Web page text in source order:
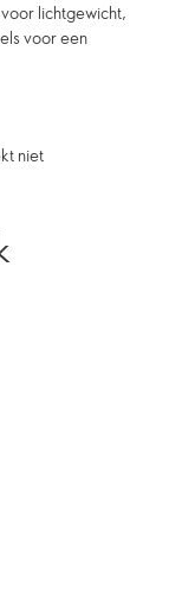
lichtgewicht,
voor een
niet